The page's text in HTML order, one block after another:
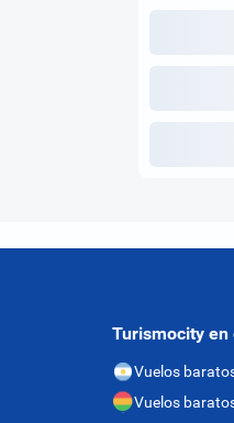
Turismocity en
Vuelos
Vuelos